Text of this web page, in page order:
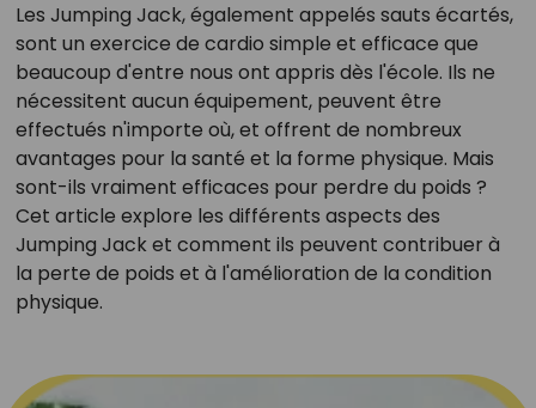
Les Jumping Jack, également appelés sauts écartés,
sont un exercice de cardio simple et efficace que
beaucoup d'entre nous ont appris dès l'école. Ils ne
nécessitent aucun équipement, peuvent être
effectués n'importe où, et offrent de nombreux
avantages pour la santé et la forme physique. Mais
sont-ils vraiment efficaces pour perdre du poids ?
Cet article explore les différents aspects des
Jumping Jack et comment ils peuvent contribuer à
la perte de poids et à l'amélioration de la condition
physique.